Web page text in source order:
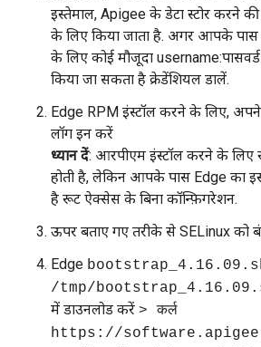
इस्तेमाल, Apigee के डेटा स्टोर करने
के लिए किया जाता है. अगर आपके पास
के लिए कोई मौजूदा
किया जा सकता है क्रेडेंशियल डालें.
Edge RPM इंस्टॉल करने के लिए,
लॉग इन करें
ध्यान दें: आरपीएम इंस्टॉल करने के
होती है, लेकिन आपके पास Edge का
है रूट ऐक्सेस के बिना कॉन्फ़िगरेशन.
ऊपर बताए गए तरीके से SELinux को
Edge
/tmp/
में डाउनलोड करें > कर्ल
https://